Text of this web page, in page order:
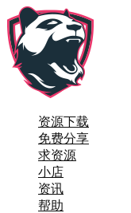
资源下载
免费分享
求资源
小店
资讯
帮助